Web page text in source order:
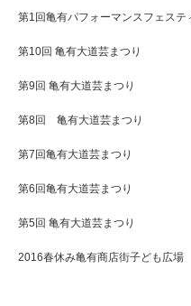
第1回亀有パフォーマンスフェステ
第10回 亀有大道芸まつり
第9回 亀有大道芸まつり
第8回 亀有大道芸まつり
第7回亀有大道芸まつり
第6回亀有大道芸まつり
第5回 亀有大道芸まつり
2016春休み亀有商店街子ども広場